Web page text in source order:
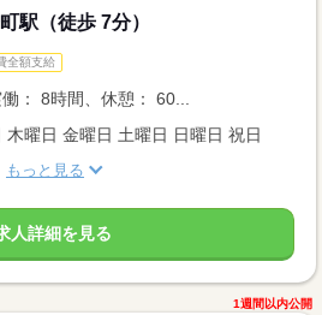
駅（徒歩 7分）
全額支給
： 8時間、休憩： 60...
木曜日 金曜日 土曜日 日曜日 祝日
もっと見る
人詳細を見る
1週間以内公開